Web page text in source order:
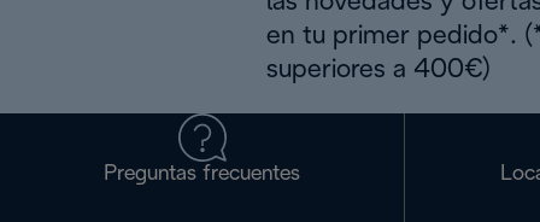
en tu primer pedido*.
superiores a 400€)
Preguntas frecuentes